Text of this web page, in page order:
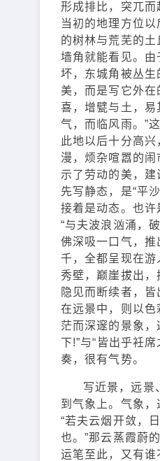
形成排比，突兀
当初的地理方位
的树林与荒芜的
墙角就能看见。
坏，东城角被丛
美，而是写它外
喜，增甓与土，
气，而临风雨。”
此地以后十分高
漫，烦杂喧嚣的
示了劳动的美，建
先写静态，是“平
接着是动态。也许
“与夫波浪汹涌，
佛深吸一口气，
千，全都呈现在游
秀壁，巅崖拔出，
隐见而断续者，
在远景中，则以
茫而深邃的景象
下!”与“皆出乎衽
奏，很有气势。
写近景，远景
到气象上。气象，
“若夫云烟开敛，
也。”那云蒸霞蔚
运笔至此，又有